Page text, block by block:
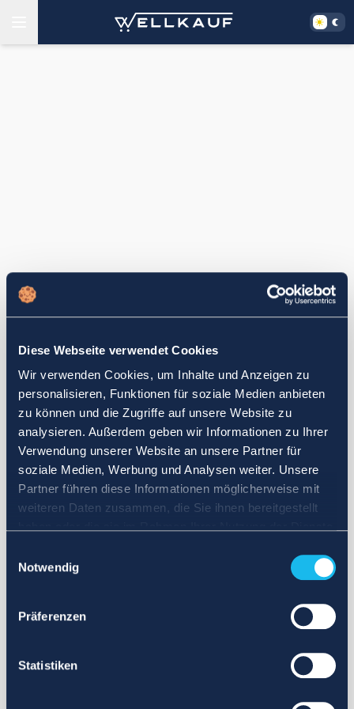
Diese Webseite verwendet Cookies
Wir verwenden Cookies, um Inhalte und Anzeigen zu
personalisieren, Funktionen für soziale Medien anbieten
zu können und die Zugriffe auf unsere Website zu
analysieren. Außerdem geben wir Informationen zu Ihrer
Verwendung unserer Website an unsere Partner für
soziale Medien, Werbung und Analysen weiter. Unsere
Partner führen diese Informationen möglicherweise mit
weiteren Daten zusammen, die Sie ihnen bereitgestellt
Notwendig
Präferenzen
Statistiken